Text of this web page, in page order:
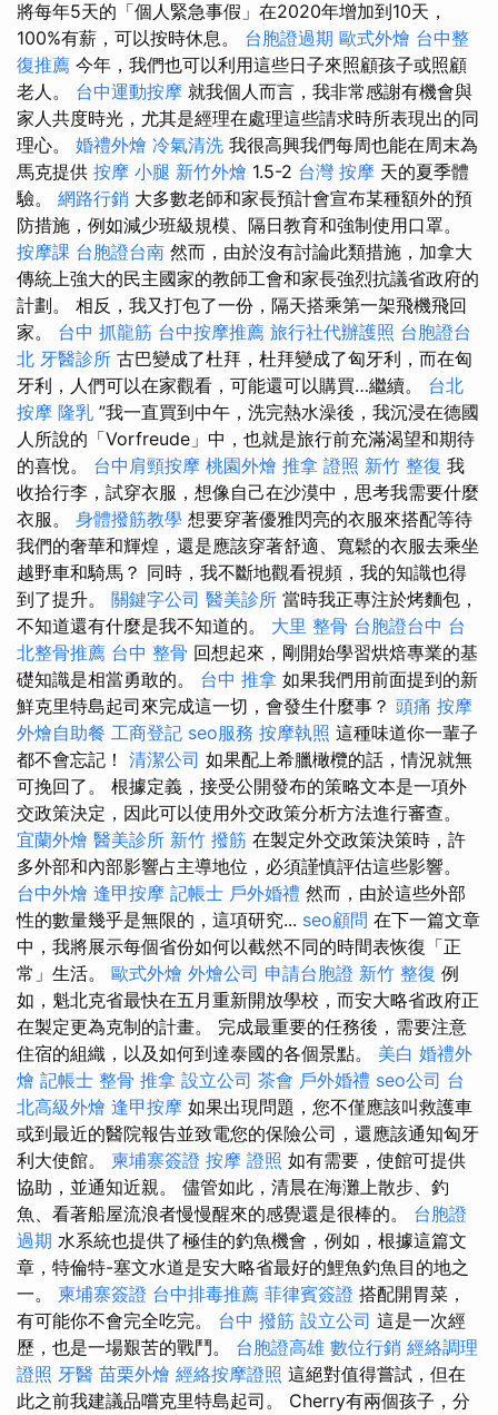
將每年5天的「個人緊急事假」在2020年增加到10天，
100%有薪，可以按時休息。 台胞證過期 歐式外燴 台中整
復推薦 今年，我們也可以利用這些日子來照顧孩子或照顧
老人。 台中運動按摩 就我個人而言，我非常感謝有機會與
家人共度時光，尤其是經理在處理這些請求時所表現出的同
理心。 婚禮外燴 冷氣清洗 我很高興我們每周也能在周末為
馬克提供 按摩 小腿 新竹外燴 1.5-2 台灣 按摩 天的夏季體
驗。 網路行銷 大多數老師和家長預計會宣布某種額外的預
防措施，例如減少班級規模、隔日教育和強制使用口罩。
按摩課 台胞證台南 然而，由於沒有討論此類措施，加拿大
傳統上強大的民主國家的教師工會和家長強烈抗議省政府的
計劃。 相反，我又打包了一份，隔天搭乘第一架飛機飛回
家。 台中 抓龍筋 台中按摩推薦 旅行社代辦護照 台胞證台
北 牙醫診所 古巴變成了杜拜，杜拜變成了匈牙利，而在匈
牙利，人們可以在家觀看，可能還可以購買…繼續。 台北
按摩 隆乳 ”我一直買到中午，洗完熱水澡後，我沉浸在德國
人所說的「Vorfreude」中，也就是旅行前充滿渴望和期待
的喜悅。 台中肩頸按摩 桃園外燴 推拿 證照 新竹 整復 我
收拾行李，試穿衣服，想像自己在沙漠中，思考我需要什麼
衣服。 身體撥筋教學 想要穿著優雅閃亮的衣服來搭配等待
我們的奢華和輝煌，還是應該穿著舒適、寬鬆的衣服去乘坐
越野車和騎馬？ 同時，我不斷地觀看視頻，我的知識也得
到了提升。 關鍵字公司 醫美診所 當時我正專注於烤麵包，
不知道還有什麼是我不知道的。 大里 整骨 台胞證台中 台
北整骨推薦 台中 整骨 回想起來，剛開始學習烘焙專業的基
礎知識是相當勇敢的。 台中 推拿 如果我們用前面提到的新
鮮克里特島起司來完成這一切，會發生什麼事？ 頭痛 按摩
外燴自助餐 工商登記 seo服務 按摩執照 這種味道你一輩子
都不會忘記！ 清潔公司 如果配上希臘橄欖的話，情況就無
可挽回了。 根據定義，接受公開發布的策略文本是一項外
交政策決定，因此可以使用外交政策分析方法進行審查。
宜蘭外燴 醫美診所 新竹 撥筋 在製定外交政策決策時，許
多外部和內部影響占主導地位，必須謹慎評估這些影響。
台中外燴 逢甲按摩 記帳士 戶外婚禮 然而，由於這些外部
性的數量幾乎是無限的，這項研究... seo顧問 在下一篇文章
中，我將展示每個省份如何以截然不同的時間表恢復「正
常」生活。 歐式外燴 外燴公司 申請台胞證 新竹 整復 例
如，魁北克省最快在五月重新開放學校，而安大略省政府正
在製定更為克制的計畫。 完成最重要的任務後，需要注意
住宿的組織，以及如何到達泰國的各個景點。 美白 婚禮外
燴 記帳士 整骨 推拿 設立公司 茶會 戶外婚禮 seo公司 台
北高級外燴 逢甲按摩 如果出現問題，您不僅應該叫救護車
或到最近的醫院報告並致電您的保險公司，還應該通知匈牙
利大使館。 柬埔寨簽證 按摩 證照 如有需要，使館可提供
協助，並通知近親。 儘管如此，清晨在海灘上散步、釣
魚、看著船屋流浪者慢慢醒來的感覺還是很棒的。 台胞證
過期 水系統也提供了極佳的釣魚機會，例如，根據這篇文
章，特倫特-塞文水道是安大略省最好的鯉魚釣魚目的地之
一。 柬埔寨簽證 台中排毒推薦 菲律賓簽證 搭配開胃菜，
有可能你不會完全吃完。 台中 撥筋 設立公司 這是一次經
歷，也是一場艱苦的戰鬥。 台胞證高雄 數位行銷 經絡調理
證照 牙醫 苗栗外燴 經絡按摩證照 這絕對值得嘗試，但在
此之前我建議品嚐克里特島起司。 Cherry有兩個孩子，分